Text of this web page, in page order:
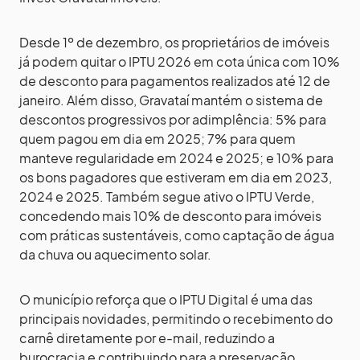
Desde 1º de dezembro, os proprietários de imóveis
já podem quitar o IPTU 2026 em cota única com 10%
de desconto para pagamentos realizados até 12 de
janeiro. Além disso, Gravataí mantém o sistema de
descontos progressivos por adimplência: 5% para
quem pagou em dia em 2025; 7% para quem
manteve regularidade em 2024 e 2025; e 10% para
os bons pagadores que estiveram em dia em 2023,
2024 e 2025. Também segue ativo o IPTU Verde,
concedendo mais 10% de desconto para imóveis
com práticas sustentáveis, como captação de água
da chuva ou aquecimento solar.
O município reforça que o IPTU Digital é uma das
principais novidades, permitindo o recebimento do
carnê diretamente por e-mail, reduzindo a